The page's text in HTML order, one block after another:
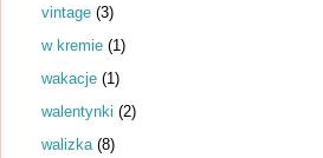
vintage (3)
w kremie (1)
wakacje (1)
walentynki (2)
walizka (8)